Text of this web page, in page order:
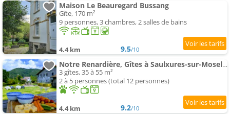
Maison Le Beauregard Bussang
Gîte, 170 m²
9 personnes, 3 chambres, 2 salles de bains
4.4 km 9.5/10
Notre Renardière, Gîtes à Saulxures-sur-Moselotte, Hautes-Vosges
3 gîtes, 35 à 55 m²
2 à 5 personnes (total 12 personnes)
4.4 km 9.2/10